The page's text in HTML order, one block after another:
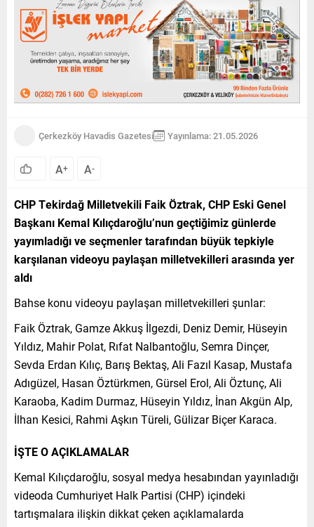
Çerkezköy Havadis Gazetesi Yayınlama: 21.05.2026
A+ A-
CHP Tekirdağ Milletvekili Faik Öztrak, CHP Eski Genel
Başkanı Kemal Kılıçdaroğlu’nun geçtiğimiz günlerde
yayımladığı ve seçmenler tarafından büyük tepkiyle
karşılanan videoyu paylaşan milletvekilleri arasında yer
aldı
Bahse konu videoyu paylaşan milletvekilleri şunlar:
Faik Öztrak, Gamze Akkuş İlgezdi, Deniz Demir, Hüseyin
Yıldız, Mahir Polat, Rıfat Nalbantoğlu, Semra Dinçer,
Sevda Erdan Kılıç, Barış Bektaş, Ali Fazıl Kasap, Mustafa
Adıgüzel, Hasan Öztürkmen, Gürsel Erol, Ali Öztunç, Ali
Karaoba, Kadim Durmaz, Hüseyin Yıldız, İnan Akgün Alp,
İlhan Kesici, Rahmi Aşkın Türeli, Gülizar Biçer Karaca.
İŞTE O AÇIKLAMALAR
Kemal Kılıçdaroğlu, sosyal medya hesabından yayınladığı
videoda Cumhuriyet Halk Partisi (CHP) içindeki
tartışmalara ilişkin dikkat çeken açıklamalarda